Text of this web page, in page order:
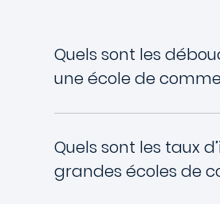
Quels sont les
une école de
Quels sont les taux
grandes écoles de